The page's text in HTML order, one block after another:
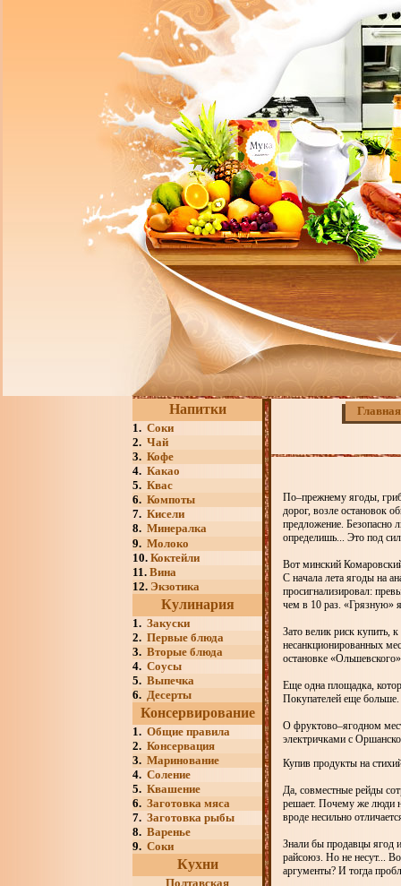
Напитки
1. Соки
2. Чай
3. Кофе
4. Какао
5. Квас
6. Компоты
7. Кисели
8. Минералка
9. Молоко
10. Коктейли
11. Вина
12. Экзотика
Кулинария
1. Закуски
2. Первые блюда
3. Вторые блюда
4. Соусы
5. Выпечка
6. Десерты
Консервирование
1. Общие правила
2. Консервация
3. Маринование
4. Соление
5. Квашение
6. Заготовка мяса
7. Заготовка рыбы
8. Варенье
9. Соки
Кухни
Полтавская
Главная
По–прежнему ягоды,
дорог, возле остановок
предложение. Безопасно
определишь... Это под
Вот минский
С начала лета ягоды на
просигнализировал:
чем в 10 раз. «Грязную»
Зато велик риск купить,
несанкционированных
остановке
Еще одна площадка,
Покупателей еще больше.
О фруктово–ягодном
электричками с
Купив продукты на
Да, совместные рейды
решает. Почему же люди
вроде несильно
Знали бы продавцы ягод
райсоюз. Но не несут...
аргументы? И тогда